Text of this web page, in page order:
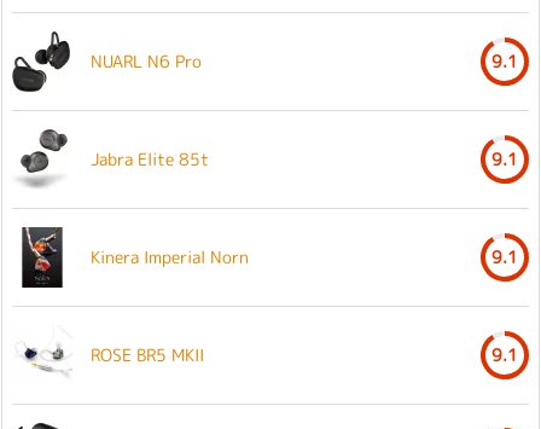
NUARL N6 Pro 9.1
Jabra Elite 85t 9.1
Kinera Imperial Norn 9.1
ROSE BR5 MKII 9.1